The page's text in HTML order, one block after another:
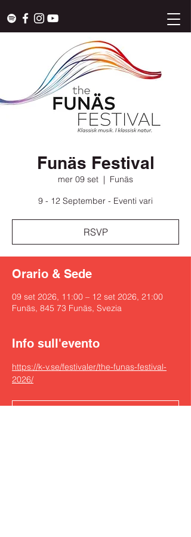
Funäs Festival
mer 09 set
  |
Funäs
9 - 12 September - Eventi vari
RSVP
Orario & Sede
09 set 2026, 11:00 – 12 set 2026, 21:00
Funäs, 845 73 Funäs, Svezia
Info sull'evento
https://k-v.se/festivaler/the-funas-festival-
2026/